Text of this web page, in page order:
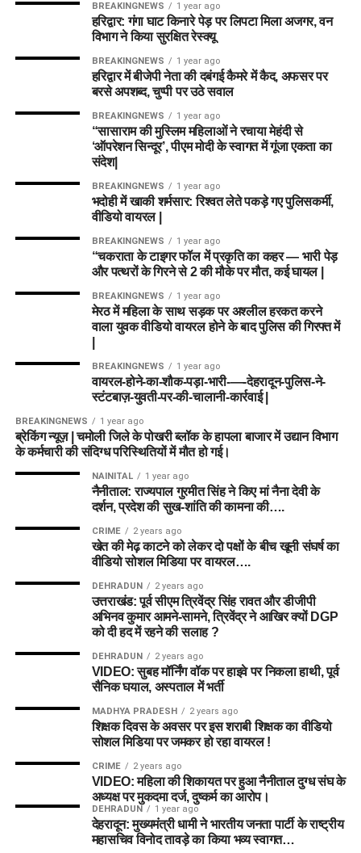
BREAKINGNEWS 1 year ago
हरिद्वार: गंगा घाट किनारे पेड़ पर लिपटा मिला अजगर, वन
विभाग ने किया सुरक्षित रेस्क्यू
BREAKINGNEWS 1 year ago
हरिद्वार में बीजेपी नेता की दबंगई कैमरे में कैद, अफसर पर
बरसे अपशब्द, चुप्पी पर उठे सवाल
BREAKINGNEWS 1 year ago
“सासाराम की मुस्लिम महिलाओं ने रचाया मेहंदी से
‘ऑपरेशन सिन्दूर’, पीएम मोदी के स्वागत में गूंजा एकता का
संदेश|
BREAKINGNEWS 1 year ago
भदोही में खाकी शर्मसार: रिश्वत लेते पकड़े गए पुलिसकर्मी,
वीडियो वायरल |
BREAKINGNEWS 1 year ago
“चकराता के टाइगर फॉल में प्रकृति का कहर — भारी पेड़
और पत्थरों के गिरने से 2 की मौके पर मौत, कई घायल |
BREAKINGNEWS 1 year ago
मेरठ में महिला के साथ सड़क पर अश्लील हरकत करने
वाला युवक वीडियो वायरल होने के बाद पुलिस की गिरफ्त में
BREAKINGNEWS 1 year ago
वायरल-होने-का-शौक-पड़ा-भारी-—-देहरादून-पुलिस-ने-
स्टंटबाज़-युवती-पर-की-चालानी-कार्रवाई |
BREAKINGNEWS 1 year ago
ब्रेकिंग न्यूज़ | चमोली जिले के पोखरी ब्लॉक के हापला बाजार में उद्यान विभाग
के कर्मचारी की संदिग्ध परिस्थितियों में मौत हो गई।
NAINITAL 1 year ago
नैनीताल: राज्यपाल गुरमीत सिंह ने किए मां नैना देवी के
दर्शन, प्रदेश की सुख-शांति की कामना की….
CRIME 2 years ago
खेत की मेढ़ काटने को लेकर दो पक्षों के बीच खूनी संघर्ष का
वीडियो सोशल मिडिया पर वायरल….
DEHRADUN 2 years ago
उत्तराखंड: पूर्व सीएम त्रिवेंद्र सिंह रावत और डीजीपी
अभिनव कुमार आमने-सामने, त्रिवेंद्र ने आखिर क्यों DGP
को दी हद में रहने की सलाह ?
DEHRADUN 2 years ago
VIDEO: सुबह मॉर्निंग वॉक पर हाइवे पर निकला हाथी, पूर्व
सैनिक घयाल, अस्पताल में भर्ती
MADHYA PRADESH 2 years ago
शिक्षक दिवस के अवसर पर इस शराबी शिक्षक का वीडियो
सोशल मिडिया पर जमकर हो रहा वायरल !
CRIME 2 years ago
VIDEO: महिला की शिकायत पर हुआ नैनीताल दुग्ध संघ के
अध्यक्ष पर मुकदमा दर्ज, दुष्कर्म का आरोप।
DEHRADUN 1 year ago
देहरादून: मुख्यमंत्री धामी ने भारतीय जनता पार्टी के राष्ट्रीय
महासचिव विनोद तावड़े का किया भव्य स्वागत…